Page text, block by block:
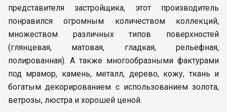
представителя застройщика, этот производитель
понравился огромным количеством коллекций,
множеством различных типов поверхностей
(глянцевая, матовая, гладкая, рельефная,
полированная). А также многообразными фактурами
под мрамор, камень, металл, дерево, кожу, ткань и
богатым декорированием с использованием золота,
ветрозы, люстра и хорошей ценой.